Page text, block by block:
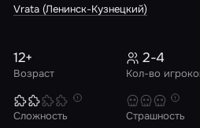
Vrata (Ленинск-Кузнецкий)
Возраст
12+
Кол-во
2-4
Сложность Страшность